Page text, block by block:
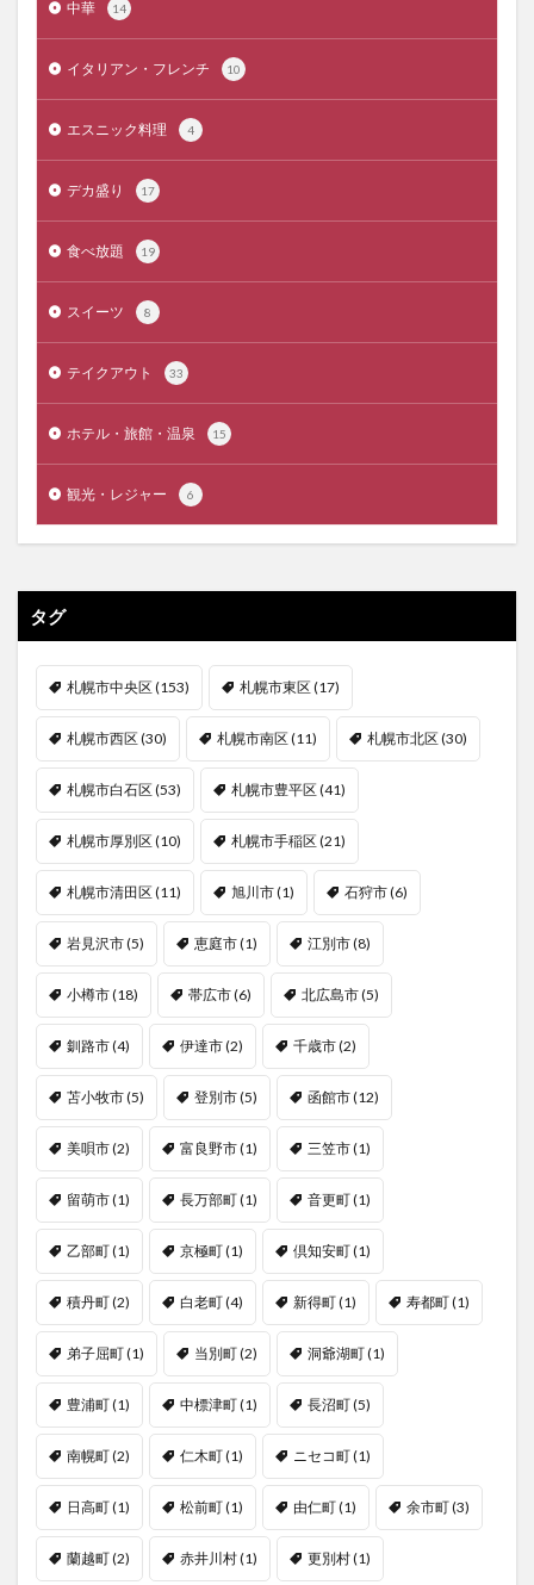
中華 14
イタリアン・フレンチ 10
エスニック料理 4
デカ盛り 17
食べ放題 19
スイーツ 8
テイクアウト 33
ホテル・旅館・温泉 15
観光・レジャー 6
タグ
札幌市中央区(153) 札幌市東区(17)
札幌市西区(30) 札幌市南区(11) 札幌市北区(30)
札幌市白石区(53) 札幌市豊平区(41)
札幌市厚別区(10) 札幌市手稲区(21)
札幌市清田区(11) 旭川市(1) 石狩市(6)
岩見沢市(5) 恵庭市(1) 江別市(8)
小樽市(18) 帯広市(6) 北広島市(5)
釧路市(4) 伊達市(2) 千歳市(2)
苫小牧市(5) 登別市(5) 函館市(12)
美唄市(2) 富良野市(1) 三笠市(1)
留萌市(1) 長万部町(1) 音更町(1)
乙部町(1) 京極町(1) 倶知安町(1)
積丹町(2) 白老町(4) 新得町(1) 寿都町(1)
弟子屈町(1) 当別町(2) 洞爺湖町(1)
豊浦町(1) 中標津町(1) 長沼町(5)
南幌町(2) 仁木町(1) ニセコ町(1)
日高町(1) 松前町(1) 由仁町(1) 余市町(3)
蘭越町(2) 赤井川村(1) 更別村(1)